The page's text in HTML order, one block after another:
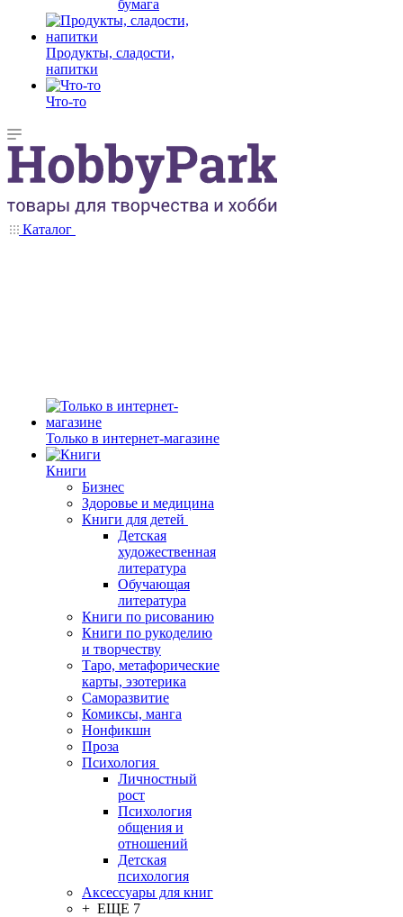
бумага
Продукты, сладости,
напитки
Что-то
Каталог
Только в интернет-магазине
Книги
Бизнес
Здоровье и медицина
Книги для детей
Детская
художественная
литература
Обучающая
литература
Книги по рисованию
Книги по рукоделию
и творчеству
Таро, метафорические
карты, эзотерика
Саморазвитие
Комиксы, манга
Нонфикшн
Проза
Психология
Личностный
рост
Психология
общения и
отношений
Детская
психология
Аксессуары для книг
+ ЕЩЕ 7